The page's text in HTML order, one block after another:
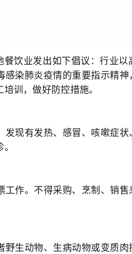
饮业发出如下倡议：行业以
感染肺炎疫情的重要指示精
训，做好防控措施。
发现有发热、感冒、咳嗽症
工作。不得采购、烹制、销
野生动物、生病动物或变质